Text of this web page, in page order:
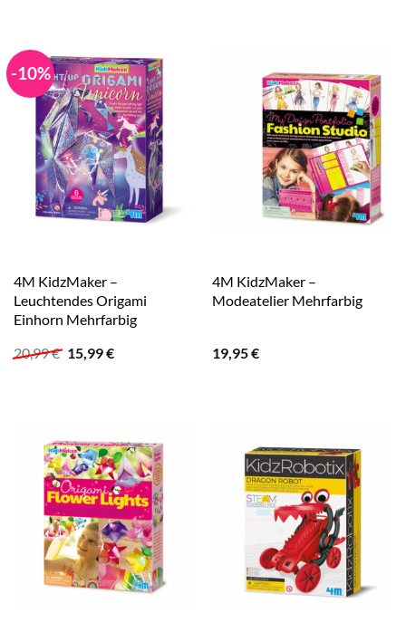
-10%
4M KidzMaker –
Leuchtendes Origami
Einhorn Mehrfarbig
20,99€ Ursprünglicher
15,99€Aktueller
4M KidzMaker –
Modeatelier Mehrfarbig
19,95€